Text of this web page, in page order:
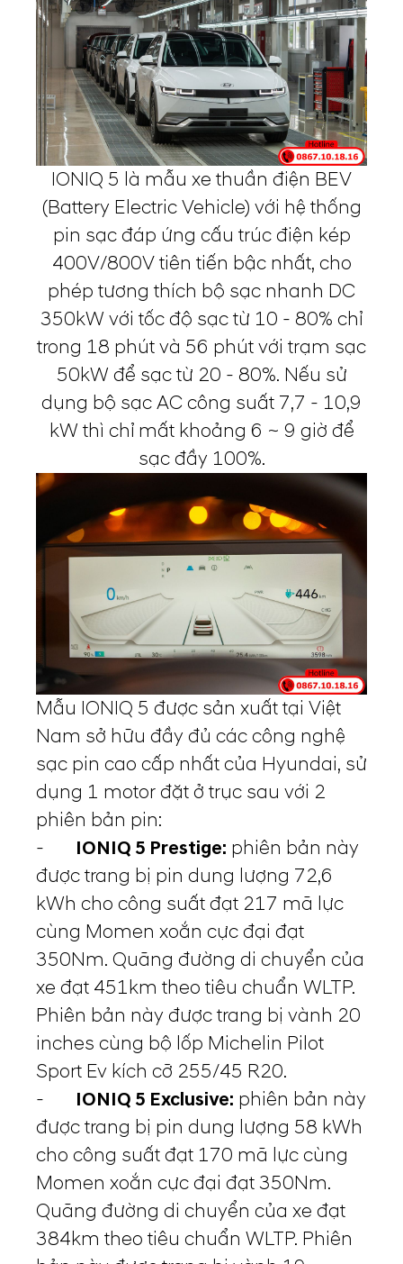
IONIQ 5 là mẫu xe thuần điện BEV
(Battery Electric Vehicle) với hệ thống
pin sạc đáp ứng cấu trúc điện kép
400V/800V tiên tiến bậc nhất, cho
phép tương thích bộ sạc nhanh DC
350kW với tốc độ sạc từ 10 - 80% chỉ
trong 18 phút và 56 phút với trạm sạc
50kW để sạc từ 20 - 80%. Nếu sử
dụng bộ sạc AC công suất 7,7 - 10,9
kW thì chỉ mất khoảng 6 ~ 9 giờ để
sạc đầy 100%.
Mẫu IONIQ 5 được sản xuất tại Việt
Nam sở hữu đầy đủ các công nghệ
sạc pin cao cấp nhất của Hyundai, sử
dụng 1 motor đặt ở trục sau với 2
phiên bản pin:
- IONIQ 5 Prestige: phiên bản này
được trang bị pin dung lượng 72,6
kWh cho công suất đạt 217 mã lực
cùng Momen xoắn cực đại đạt
350Nm. Quãng đường di chuyển của
xe đạt 451km theo tiêu chuẩn WLTP.
Phiên bản này được trang bị vành 20
inches cùng bộ lốp Michelin Pilot
Sport Ev kích cỡ 255/45 R20.
- IONIQ 5 Exclusive: phiên bản này
được trang bị pin dung lượng 58 kWh
cho công suất đạt 170 mã lực cùng
Momen xoắn cực đại đạt 350Nm.
Quãng đường di chuyển của xe đạt
384km theo tiêu chuẩn WLTP. Phiên